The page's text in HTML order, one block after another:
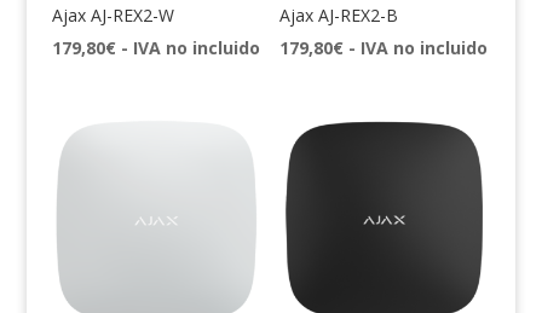
Ajax AJ-REX2-W
179,80€ - IVA no incluido
Ajax AJ-REX2-B
179,80€ - IVA no incluido